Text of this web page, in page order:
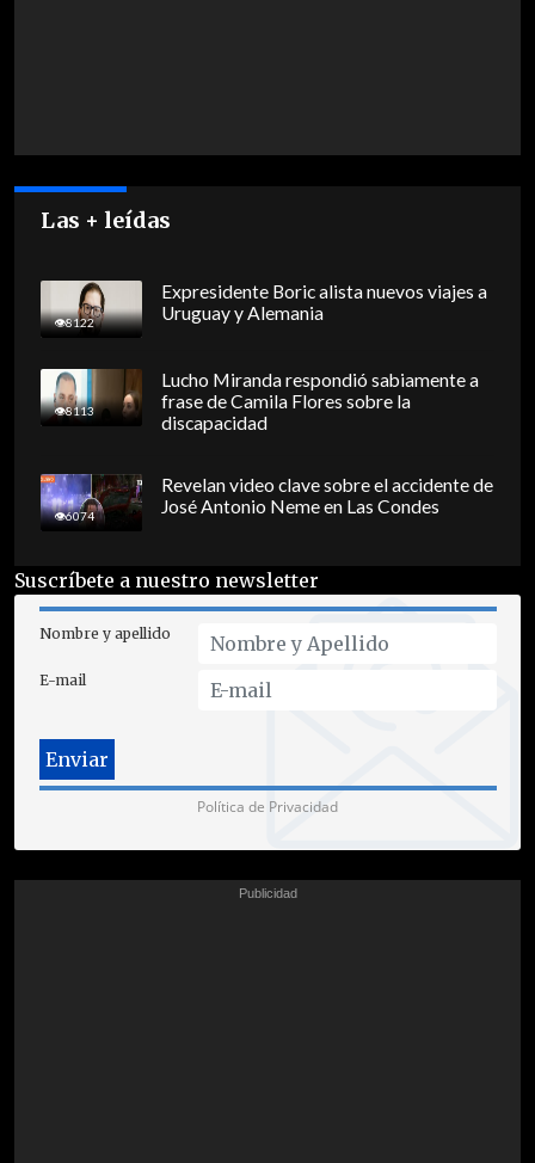
Las + leídas
8122
Expresidente Boric alista nuevos viajes a
Uruguay y Alemania
8113
Lucho Miranda respondió sabiamente a
frase de Camila Flores sobre la
discapacidad
6074
Revelan video clave sobre el accidente de
José Antonio Neme en Las Condes
Suscríbete a nuestro newsletter
Nombre y apellido
E-mail
Política de Privacidad